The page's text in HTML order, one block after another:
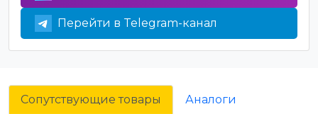
Перейти в Telegram-канал
Сопутствующие товары Аналоги